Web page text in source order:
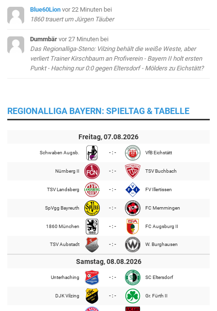
Blue60Lion vor 22 Minuten bei
1860 trauert um Jürgen Täuber
Dummbär vor 27 Minuten bei
Das Regionalliga-Steno: Vilzing behält die weiße Weste, aber
verliert Trainer Kirschbaum an Profiverein - Bayern II holt ersten
Punkt - Haching nur 0:0 gegen Eltersdorf - Mölders zu Eichstätt?
REGIONALLIGA BAYERN: SPIELTAG & TABELLE
Freitag, 07.08.2026
Schwaben Augsb. - : - VfB Eichstätt
Nürnberg II - : - TSV Buchbach
TSV Landsberg - : - FV Illertissen
SpVgg Bayreuth - : - FC Memmingen
1860 München - : - FC Augsburg II
TSV Aubstadt - : - W. Burghausen
Samstag, 08.08.2026
Unterhaching - : - SC Eltersdorf
DJK Vilzing - : - Gr. Fürth II